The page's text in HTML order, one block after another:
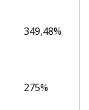
349,48%
275%